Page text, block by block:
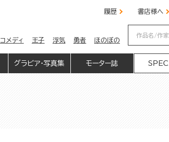
履歴 書店様へ
コメディ 王子 浮気 勇者 ほのぼの
グラビア・写真集 モーター誌